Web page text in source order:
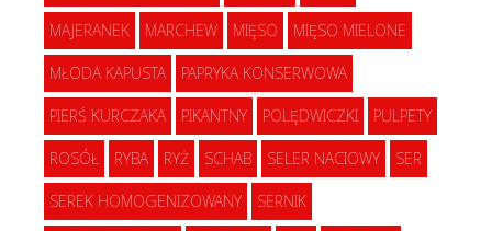
MAJERANEK MARCHEW MIĘSO MIĘSO MIELONE
MŁODA KAPUSTA PAPRYKA KONSERWOWA
PIERŚ KURCZAKA PIKANTNY POLĘDWICZKI PULPETY
ROSÓŁ RYBA RYŻ SCHAB SELER NACIOWY SER
SEREK HOMOGENIZOWANY SERNIK